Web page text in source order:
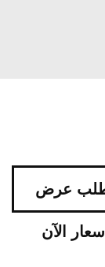
عرض
أسعار الآن